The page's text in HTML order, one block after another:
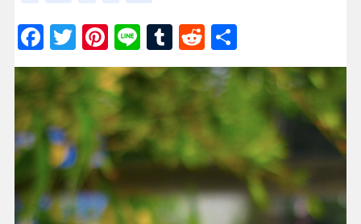
Facebook
Twitter
Pinterest
LineTumblr
Reddit
有